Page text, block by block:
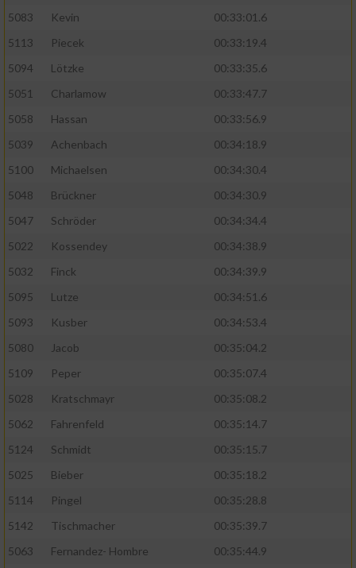
5083
Kevin
00:33:01.6
5113
Piecek
00:33:19.4
5094
Lötzke
00:33:35.6
5051
Charlamow
00:33:47.7
5058
Hassan
00:33:56.9
5039
Achenbach
00:34:18.9
5100
Michaelsen
00:34:30.4
5048
Brückner
00:34:30.9
5047
Schröder
00:34:34.4
5022
Kossendey
00:34:38.9
5032
Finck
00:34:39.9
5095
Lutze
00:34:51.6
5093
Kusber
00:34:53.4
5080
Jacob
00:35:04.2
5109
Peper
00:35:07.4
5028
Kratschmayr
00:35:08.2
5062
Fahrenfeld
00:35:14.7
5124
Schmidt
00:35:15.7
5025
Bieber
00:35:18.2
5114
Pingel
00:35:28.8
5142
Tischmacher
00:35:39.7
5063
Fernandez- Hombre
00:35:44.9